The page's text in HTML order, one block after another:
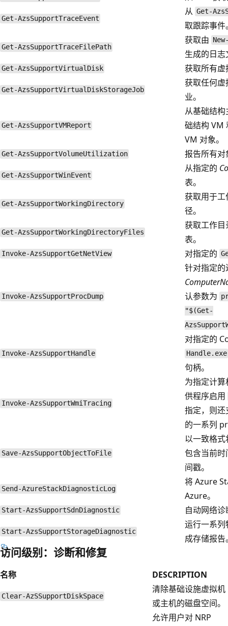
Get-AzsSupportTraceEvent
从 Get-
取跟踪事件
Get-AzsSupportTraceFilePath
获取由
生成的日
Get-AzsSupportVirtualDisk 获取所有
Get-AzsSupportVirtualDiskStorageJob
获取任何
业。
Get-AzsSupportVMReport
从基础结
础结构 VM
VM 对象。
Get-AzsSupportVolumeUtilization 报告所有
Get-AzsSupportWinEvent
从指定的
表。
Get-AzsSupportWorkingDirectory
获取用于
径。
Get-AzsSupportWorkingDirectoryFiles
获取工作
表。
Invoke-AzsSupportGetNetView 对指定的
Invoke-AzsSupportProcDump
针对指定
认参数为
"$(Get-
Invoke-AzsSupportHandle
对指定的
Handle.exe
句柄。
Invoke-AzsSupportWmiTracing
为指定计
供程序启用
指定，则
的一系列
Save-AzsSupportObjectToFile
以一致格
包含当前
间戳。
Send-AzureStackDiagnosticLog
将 Azure
Azure。
Start-AzsSupportSdnDiagnostic 自动网络
Start-AzsSupportStorageDiagnostic
运行一系
成存储报告
访问级别：诊断和修复
名称 DESCRIPTION
Clear-AzSSupportDiskSpace
清除基础设施虚拟机
或主机的磁盘空间。
允许用户对 NRP